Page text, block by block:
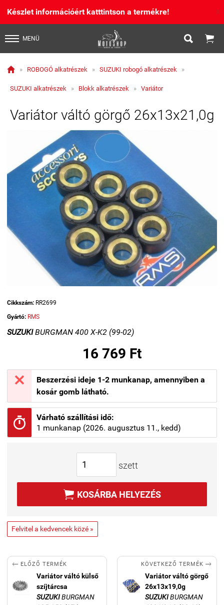
Készlet információért katttintson a termékre! X
MENÜ  
 » ROBOGÓ alkatrészek » SUZUKI robogó alkatrészek »
SUZUKI alkatrészek » Blokk alkatrészek » Variátor
Variátor váltó görgő 26x13x21,0g
Cikkszám: RR2699
Gyártó: RMS
SUZUKIBURGMAN 400 X-K2 (99-02)
16 769 Ft

Beszerzési ideje 1-2 munkanap, amennyiben a
kosár gomb látható.

Várható szállítási idő:
1 munkanap (2026. augusztus 11., kedd)
szett
 KOSÁRBA HELYEZÉS
Felvitel a kedvencek közé »
 ELŐZŐ TERMÉK
Variátor váltó külső
szíjtárcsa
SUZUKIBURGMAN
KÖVETKEZŐ TERMÉK 
Variátor váltó görgő
26x13x19,0g
SUZUKIBURGMAN